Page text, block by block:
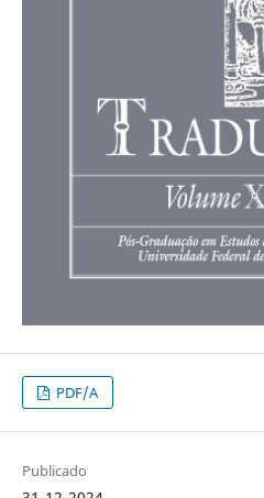
PDF/A
Publicado